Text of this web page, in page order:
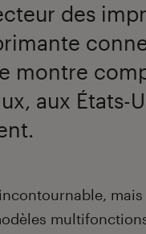
des
montre
aux États-